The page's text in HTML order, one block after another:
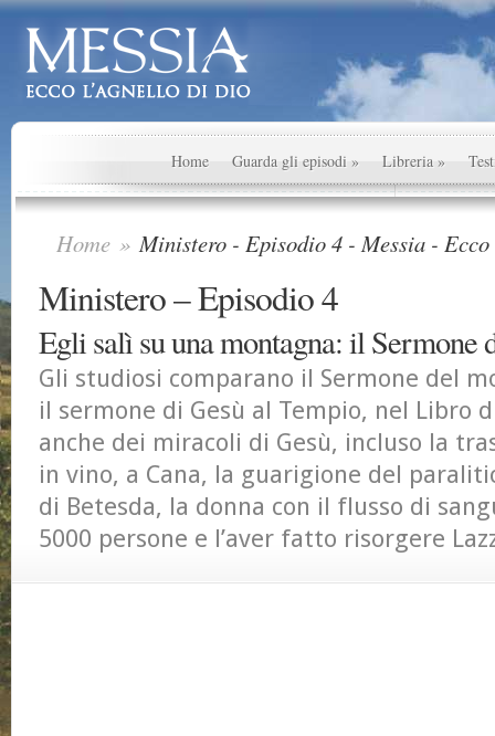
Home Guarda gli episodi » Libreria »
Home » Ministero - Episodio 4 - Messia -
Ministero – Episodio 4
Egli salì su una montagna: il Sermone
Gli studiosi comparano il Sermone del
il sermone di Gesù al Tempio, nel Libro
anche dei miracoli di Gesù, incluso la
in vino, a Cana, la guarigione del
di Betesda, la donna con il flusso di
5000 persone e l’aver fatto risorgere